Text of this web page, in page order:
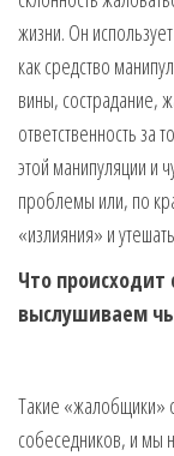
жизни. Он
как средство
вины, сострадание,
ответственность за
этой манипуляции и
проблемы или, по
«излияния» и
Что
выслушиваем
Такие «жалобщики»
собеседников, и мы